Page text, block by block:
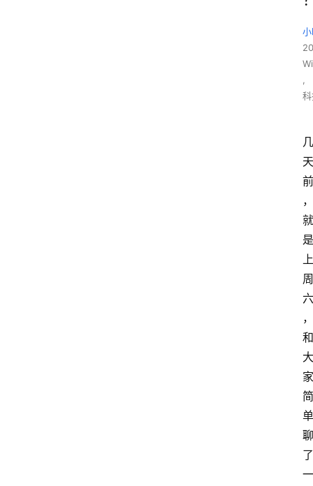
,
几
天
前
，
就
是
上
周
六
，
和
大
家
简
单
聊
了
一